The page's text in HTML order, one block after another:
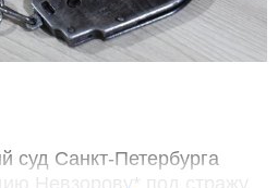
суд Санкт-Петербурга
Невзорову* под стражу.